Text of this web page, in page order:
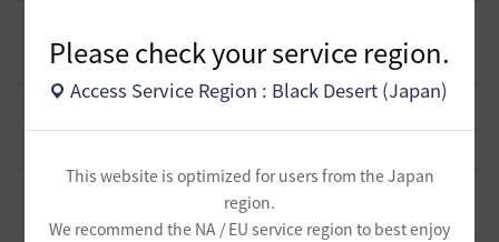
Please check your service region.
Access Service Region : Black Desert (Japan)
This website is optimized for users from the Japan
region.
We recommend the NA / EU service region to best enjoy
0
集！現在3名！
0 41 いなドン 4 時間前
0
[意見掲示板] 「ねんどろいど ウサ」の制作過程に関する広
小型ギルド【KeepOn】ギルメン募集です
シアラナーザ-日本